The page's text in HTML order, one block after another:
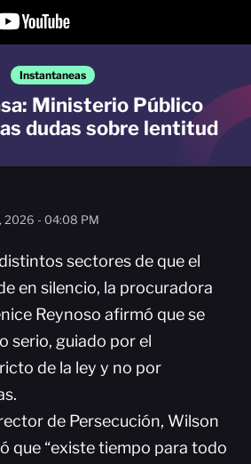
Instantaneas
Ministerio Público
dudas sobre lentitud
2026 - 04:08 PM
sectores de que el
en silencio, la procuradora
Reynoso afirmó que se
serio, guiado por el
de la ley y no por
de Persecución, Wilson
que “existe tiempo para todo